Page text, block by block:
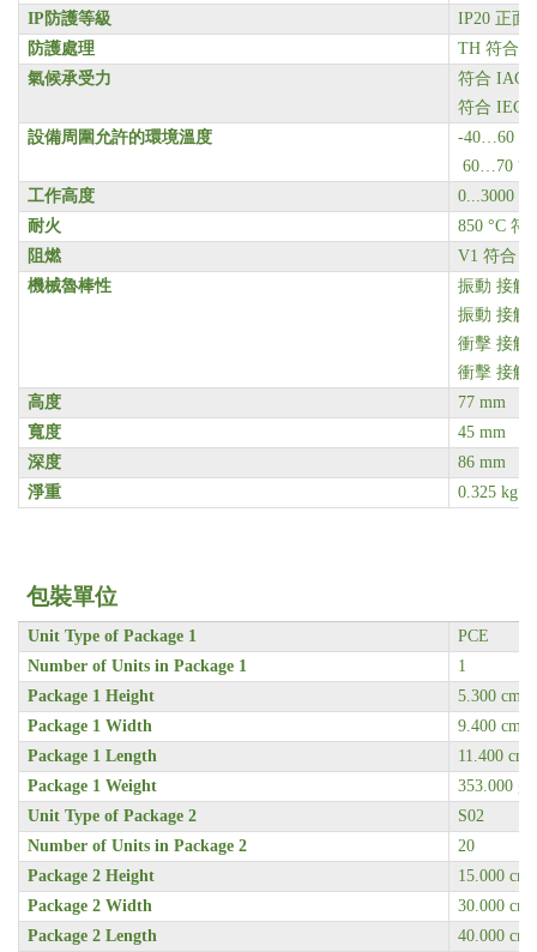
IP 防護等級 IP20 正面
防護處理
TH符合
氣候承受力
符合
符合 IEC
設備周圍允許的環境溫度
-40…60 °C
60…70
工作高度
0...3000 m
耐火
850 °C符
阻燃
V1符合
機械魯棒性
振動 接觸
振動 接觸
衝擊 接觸
衝擊 接觸
高度
77 mm
寬度
45 mm
深度
86 mm
淨重
0.325 kg
包裝單位
Unit Type of Package 1
PCE
Number of Units in Package 1
1
Package 1 Height
5.300 cm
Package 1 Width
9.400 cm
Package 1 Length
11.400 cm
Package 1 Weight
353.000 g
Unit Type of Package 2
S02
Number of Units in Package 2
20
Package 2 Height
15.000 cm
Package 2 Width
30.000 cm
Package 2 Length
40.000 cm